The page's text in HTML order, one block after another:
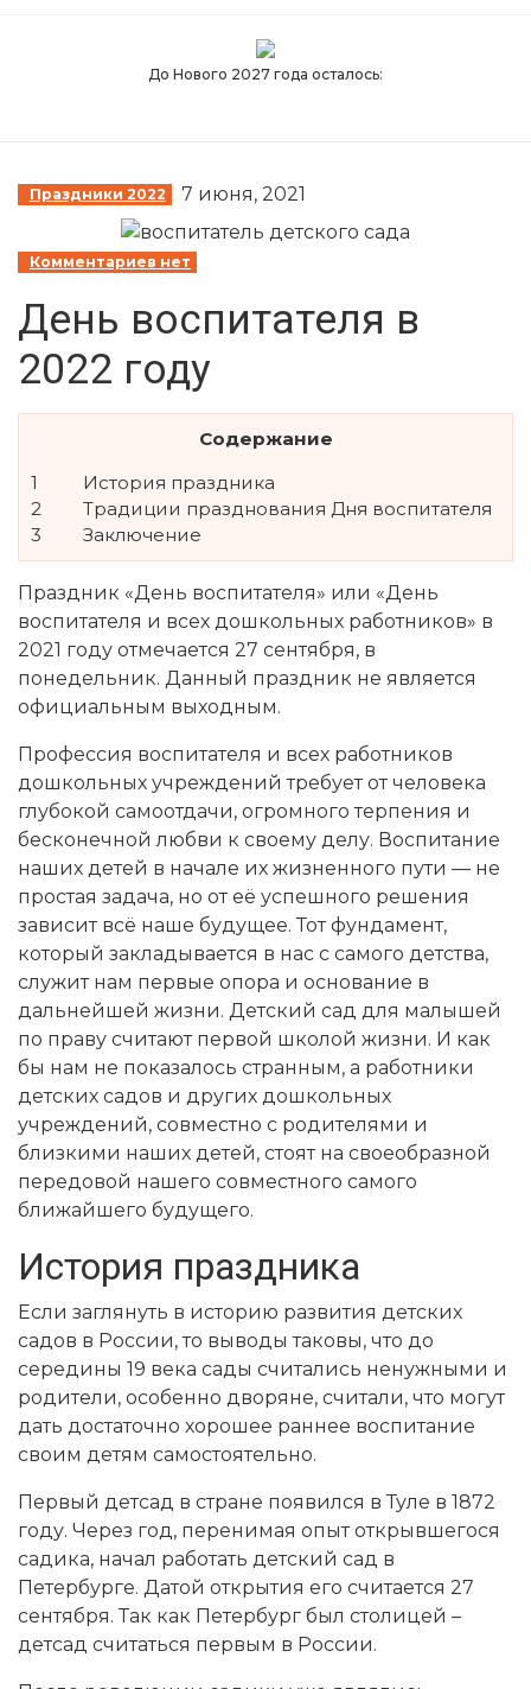
t
t
e
o
t
↷
До Нового 2027 года осталось:
Праздники 2022 7 июня, 2021
Комментариев нет
День воспитателя в
2022 году
Содержание
1
История праздника
2
Традиции празднования Дня воспитателя
3
Заключение
Праздник «День воспитателя» или «День
воспитателя и всех дошкольных работников» в
2021 году отмечается 27 сентября, в
понедельник. Данный праздник не является
официальным выходным.
Профессия воспитателя и всех работников
дошкольных учреждений требует от человека
глубокой самоотдачи, огромного терпения и
бесконечной любви к своему делу. Воспитание
наших детей в начале их жизненного пути — не
простая задача, но от её успешного решения
зависит всё наше будущее. Тот фундамент,
который закладывается в нас с самого детства,
служит нам первые опора и основание в
дальнейшей жизни. Детский сад для малышей
по праву считают первой школой жизни. И как
бы нам не показалось странным, а работники
детских садов и других дошкольных
учреждений, совместно с родителями и
близкими наших детей, стоят на своеобразной
передовой нашего совместного самого
ближайшего будущего.
История праздника
Если заглянуть в историю развития детских
садов в России, то выводы таковы, что до
середины 19 века сады считались ненужными и
родители, особенно дворяне, считали, что могут
дать достаточно хорошее раннее воспитание
своим детям самостоятельно.
Первый детсад в стране появился в Туле в 1872
году. Через год, перенимая опыт открывшегося
садика, начал работать детский сад в
Петербурге. Датой открытия его считается 27
сентября. Так как Петербург был столицей –
детсад считаться первым в России.